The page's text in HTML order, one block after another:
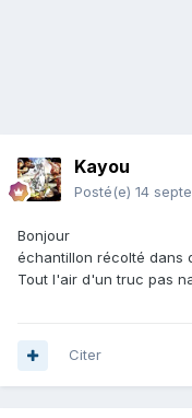
Kayou
Posté(e) 14
Bonjour
échantillon récolté dans
Tout l'air d'un truc pas
Citer